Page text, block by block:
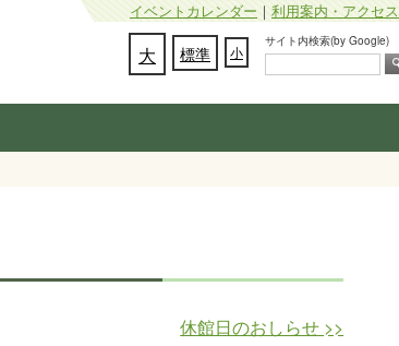
イベントカレンダー｜利用案内・アクセス
サイト内検索(by Google)
大 標準 小
休館日のおしらせ >>